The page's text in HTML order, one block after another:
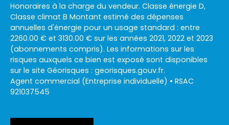
Honoraires à la charge du vendeur. Classe énergie D,
Classe climat B Montant estimé des dépenses
annuelles d'énergie pour un usage standard : entre
2260.00 € et 3130.00 € sur les années 2021, 2022 et 2023
(abonnements compris). Les informations sur les
risques auxquels ce bien est exposé sont disponibles
sur le site Géorisques : georisques.gouv.fr.
Agent commercial (Entreprise individuelle) • RSAC
921037545